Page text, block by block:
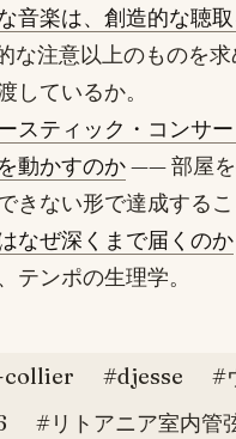
音楽は、創造的な聴
注意以上のものを求
しているか。
スティック・コンサ
動かすのか—— 部屋を
きない形で達成するこ
なぜ深くまで届くのか
テンポの生理学。
collier #djesse
#
#リトアニア室内管